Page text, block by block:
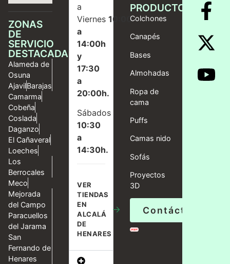
ZONAS
DE
SERVICIO
DESTACADAS
Alameda de
Osuna
AjavilBarajas
Camarma
Cobeña
Coslada
Daganzo
El Cañaveral
Loeches
Los
Berrocales
Meco
Mejorada
del Campo
Paracuellos
del Jarama
San
Fernando de
Henares
a
Viernes10:00
a
14:00h
y
17:30
a
20:00h.
Sábados
10:30
a
14:30h.
VER
TIENDAS
EN
ALCALÁ
DE
HENARES
→
PRODUCTOS
Colchones
Canapés
Bases
Almohadas
Ropa de
cama
Puffs
Camas nido
Sofás
Proyectos
3D
Contáctanos